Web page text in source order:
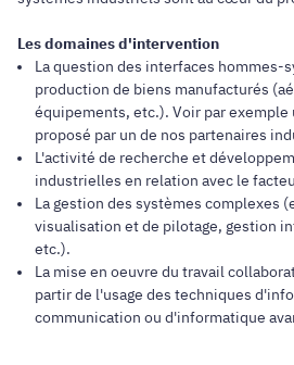
Les domaines d'intervention
La question des interfaces hommes-
production de biens manufacturés
équipements, etc.). Voir par
proposé par un de nos partenaires
L'activité de recherche et
industrielles en relation avec le
La gestion des systèmes complexes
visualisation et de pilotage, gestion
etc.).
La mise en oeuvre du travail
partir de l'usage des techniques
communication ou d'informatique